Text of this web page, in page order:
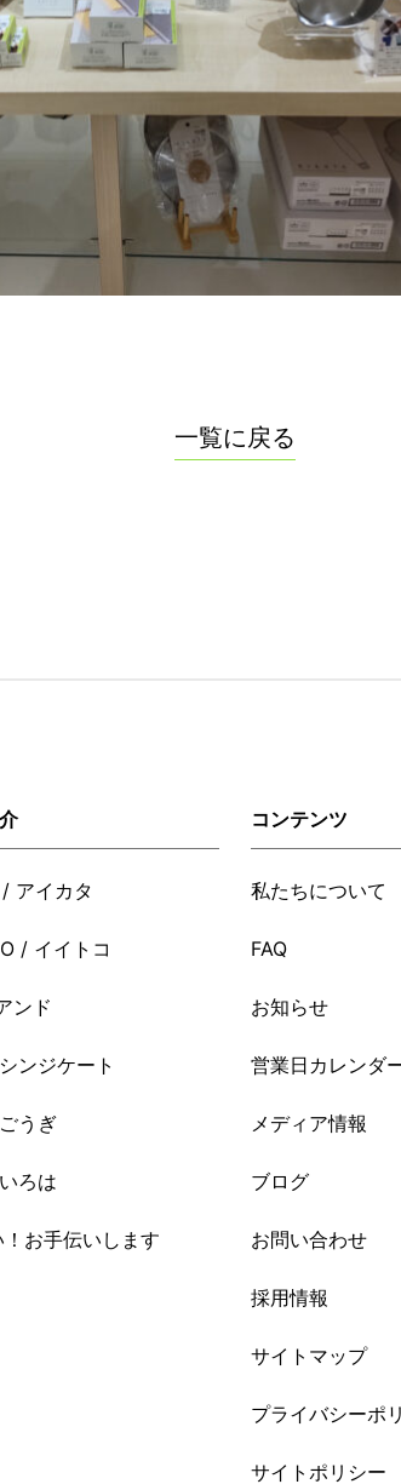
一覧に戻る
アイカタ
/ イイトコ
ンド
ンジケート
うぎ
ろは
お手伝いします
コンテンツ
私たちについて
FAQ
お知らせ
営業日カレンダ
メディア情報
ブログ
お問い合わせ
採用情報
サイトマップ
プライバシーポ
サイトポリシー